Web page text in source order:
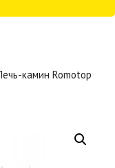
камин Romotop